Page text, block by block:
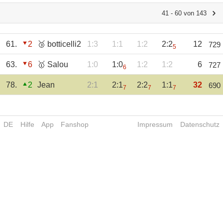
41 - 60 von 143
61. 2 🥉 botticelli2 1:3 1:1 1:2 2:25 12 729
63. 6 🥇 Salou 1:0 1:06 1:2 1:2 6 727
78. 2 Jean 2:1 2:17 2:27 1:17 32 690
DE Hilfe App Fanshop Impressum Datenschutz